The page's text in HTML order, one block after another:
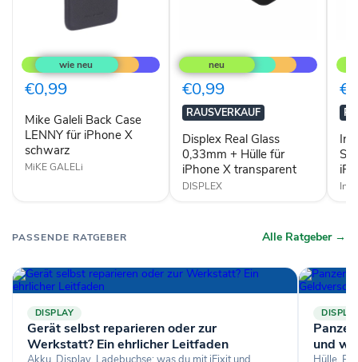
Galeli
Back
Case
LENNY
iPhone
X
schwarz
€0,99
Mike Galeli Back Case
LENNY für iPhone X
schwarz
MiKE GALELi
Real
Glass
0,33mm
+
Hülle
für
iPhone
X
transparent
€0,99
RAUSVERKAUF
Displex Real Glass
0,33mm + Hülle für
iPhone X transparent
DISPLEX
für
X
PASSENDE RATGEBER Alle Ratgeber →
DISPLAY
Gerät selbst reparieren oder zur
Werkstatt? Ein ehrlicher Leitfaden
und